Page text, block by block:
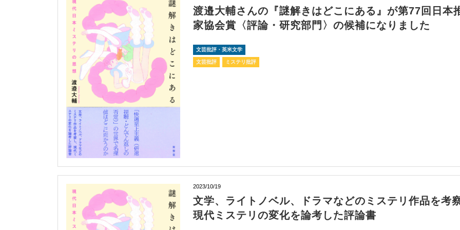
渡邉大輔さんの『謎解きはどこにある』が第77回日本
家協会賞〈評論・研究部門〉の候補になりました
文芸批評・英米文学
文芸批評 ミステリ批評
2023/10/19
文学、ライトノベル、ドラマなどのミステリ作品を考察
現代ミステリの変化を論考した評論書